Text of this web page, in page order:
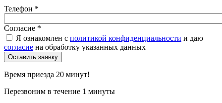
Телефон *
Согласие *
Я ознакомлен с политикой конфиденциальности и даю
согласие на обработку указанных данных
Время приезда 20 минут!
Перезвоним в течение 1 минуты